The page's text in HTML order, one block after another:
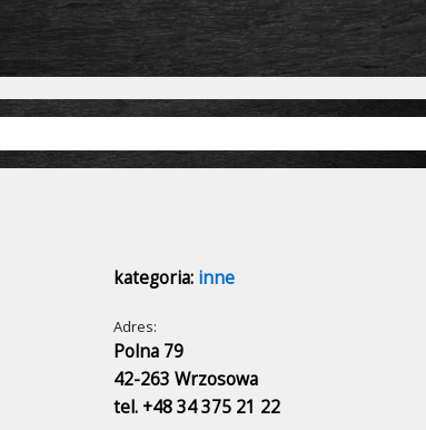
kategoria: inne
Adres:
Polna 79
42-263 Wrzosowa
tel. +48 34 375 21 22